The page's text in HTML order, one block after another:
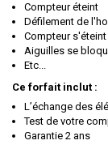
Compteur éteint
Défilement de
Compteur s'éteint
Aiguilles se
Etc...
Ce forfait inclut :
L’échange des
Test de votre
Garantie 2 ans